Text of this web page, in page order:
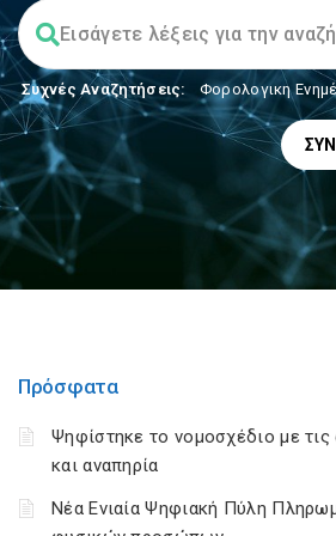
Συχνές Αναζητήσεις: Φορολογικη
Πρόσφατα
Ψηφίστηκε το νομοσχέδιο με
και αναπηρία
Νέα Ενιαία Ψηφιακή Πύλη